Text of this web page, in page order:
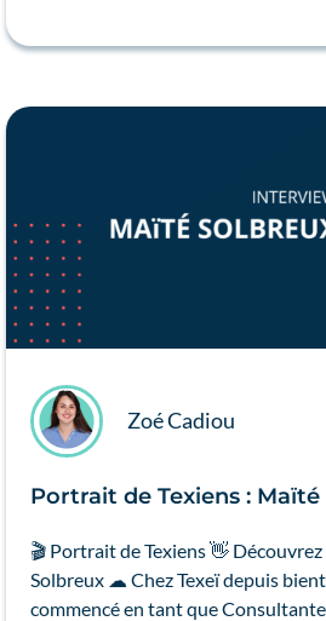
Zoé Cadiou
Portrait de Texiens :
🎬 Portrait de Texiens 👋
Solbreux ☁ Chez Texeï depuis
commencé en tant que